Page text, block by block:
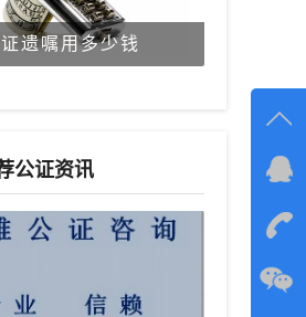
遗嘱用多少钱
公证资讯 在线
咨询